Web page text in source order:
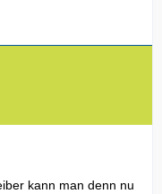
kann man denn nu